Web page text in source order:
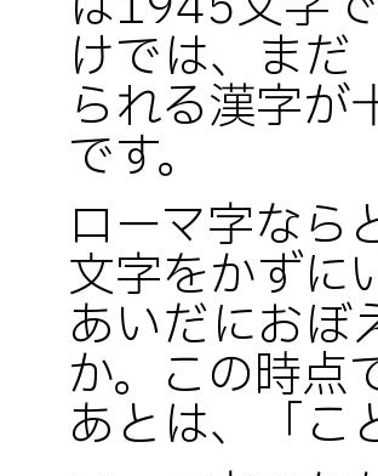
けでは、まだ
られる漢字が
です。
ローマ字なら
文字をかずに
あいだにおぼ
か。この時点
あとは、「こ